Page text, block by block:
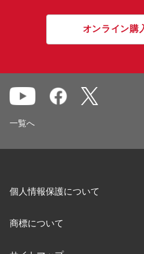
オンライン購
一覧へ
個人情報保護について
商標について